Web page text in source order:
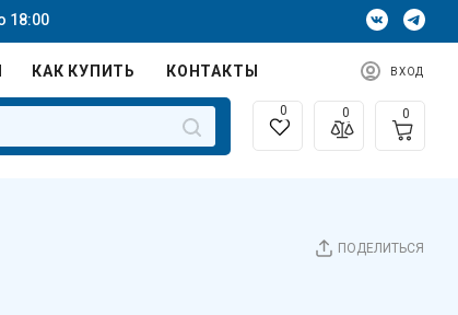
18:00
КАК КУПИТЬ КОНТАКТЫ ВХОД
0 0 0
ПОДЕЛИТЬСЯ